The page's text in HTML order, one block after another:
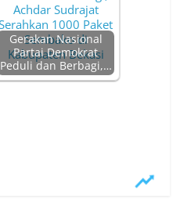
Gerakan Nasional
Partai Demokrat
Peduli dan Berbagi,…